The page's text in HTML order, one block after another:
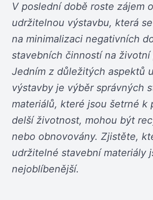
V poslední době roste zájem o
udržitelnou výstavbu, která
na minimalizaci negativních
stavebních činností na životní
Jedním z důležitých aspektů
výstavby je výběr správných
materiálů, které jsou šetrné k
delší životnost, mohou být
nebo obnovovány. Zjistěte,
udržitelné stavební materiály
nejoblíbenější.